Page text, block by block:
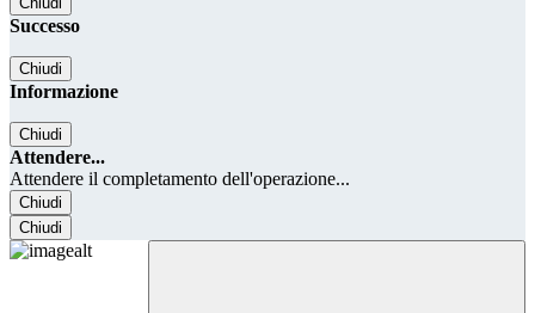
Successo
Chiudi
Informazione
Chiudi
Attendere...
Attendere il completamento dell'operazione...
Chiudi
Chiudi